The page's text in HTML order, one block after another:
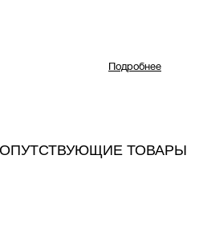
Подробнее
ТОВАРЫ